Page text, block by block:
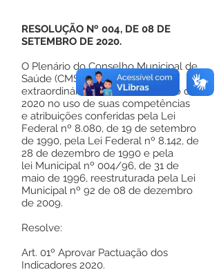
RESOLUÇÃO Nº 004, DE 08 DE
SETEMBRO DE 2020.
O Plenário do Conselho Municipal de
Saúde (CMS), em reunião
extraordinária de 08 de setembro de
2020 no uso de suas competências
e atribuições conferidas pela Lei
Federal nº 8.080, de 19 de setembro
de 1990, pela Lei Federal nº 8.142, de
28 de dezembro de 1990 e pela
lei Municipal nº 004/96, de 31 de
maio de 1996, reestruturada pela Lei
Municipal nº 92 de 08 de dezembro
de 2009.
Resolve:
Art. 01º Aprovar Pactuação dos
Indicadores 2020.